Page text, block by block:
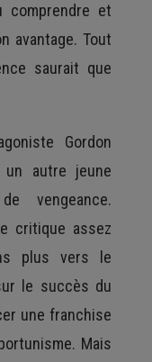
comprendre et
avantage. Tout
saurait que
Gordon
autre jeune
vengeance.
critique assez
plus vers le
le succès du
une franchise
Mais